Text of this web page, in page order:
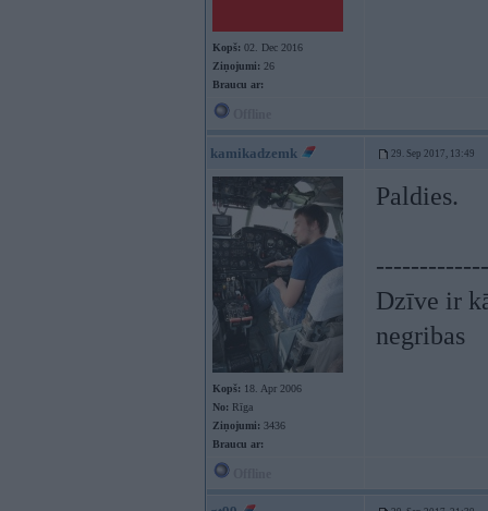
Kopš: 02. Dec 2016
Ziņojumi: 26
Braucu ar:
kamikadzemk 29. Sep 2017, 13:49
Kopš: 18. Apr 2006
No: Rīga
Ziņojumi: 3436
Braucu ar:
Paldies.
Dzīve ir
negribas